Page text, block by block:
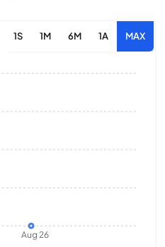
1S 1M 6M 1A MAX
Aug 26